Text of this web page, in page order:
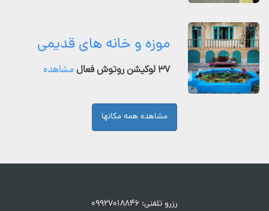
موزه و خانه های قدیمی
۳۷ لوکیشن روتوش فعال مشاهده
مشاهده همه مکانها
رزرو تلفنی: ۰۹۹۲۷۰۱۸۸۴۶